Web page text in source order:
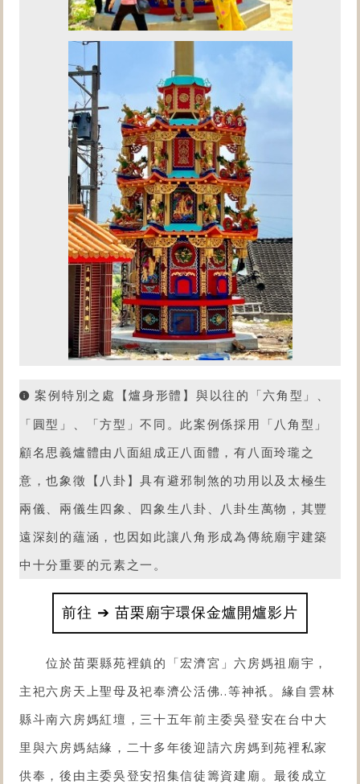
案例特別之處【爐身形體】與以往的「六角型」、
「圓型」、「方型」不同。此案例係採用「八角型」
顧名思義爐體由八面組成正八面體，有八面玲瓏之
意，也象徵【八卦】具有避邪制煞的功用以及太極生
兩儀、兩儀生四象、四象生八卦、八卦生萬物，其豐
遠深刻的蘊涵，也因如此讓八角形成為傳統廟宇建築
中十分重要的元素之一。
前往 ➔ 苗栗廟宇環保金爐開爐影片
位於苗栗縣苑裡鎮的「宏濟宮 」六房媽祖廟宇，
主祀六房天上聖母及祀奉濟公活佛..等神祇。緣自雲林
縣斗南六房媽紅壇，三十五年前主委吳登安在台中大
里與六房媽結緣，二十多年後迎請六房媽到苑裡私家
供奉，後由主委吳登安招集信徒籌資建廟。最後成立